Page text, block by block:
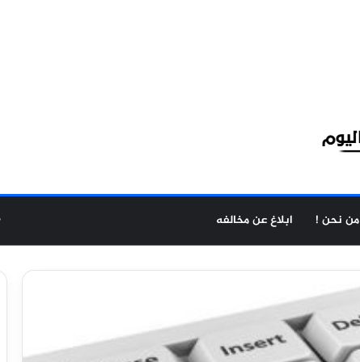
من نحن ! ابلاغ عن مخالفه